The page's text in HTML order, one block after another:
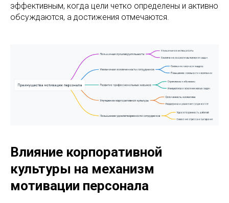
эффективным, когда цели четко определены и активно
обсуждаются, а достижения отмечаются.
Влияние корпоративной
культуры на механизм
мотивации персонала